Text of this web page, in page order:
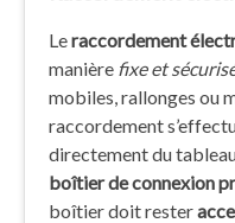
Leraccordement
manière fixe et
mobiles, rallonges ou
raccordement
directement du
boîtier de connexion
boîtier doit rester